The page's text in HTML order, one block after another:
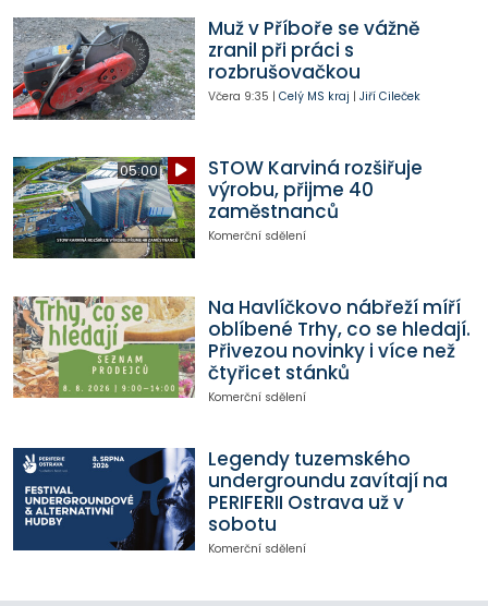
Muž v Příboře se vážně
zranil při práci s
rozbrušovačkou
Včera 9:35 | Celý MS kraj | Jiří Cileček
05:00
STOW Karviná rozšiřuje
výrobu, přijme 40
zaměstnanců
Komerční sdělení
Na Havlíčkovo nábřeží míří
oblíbené Trhy, co se hledají.
Přivezou novinky i více než
čtyřicet stánků
Komerční sdělení
Legendy tuzemského
undergroundu zavítají na
PERIFERII Ostrava už v
sobotu
Komerční sdělení